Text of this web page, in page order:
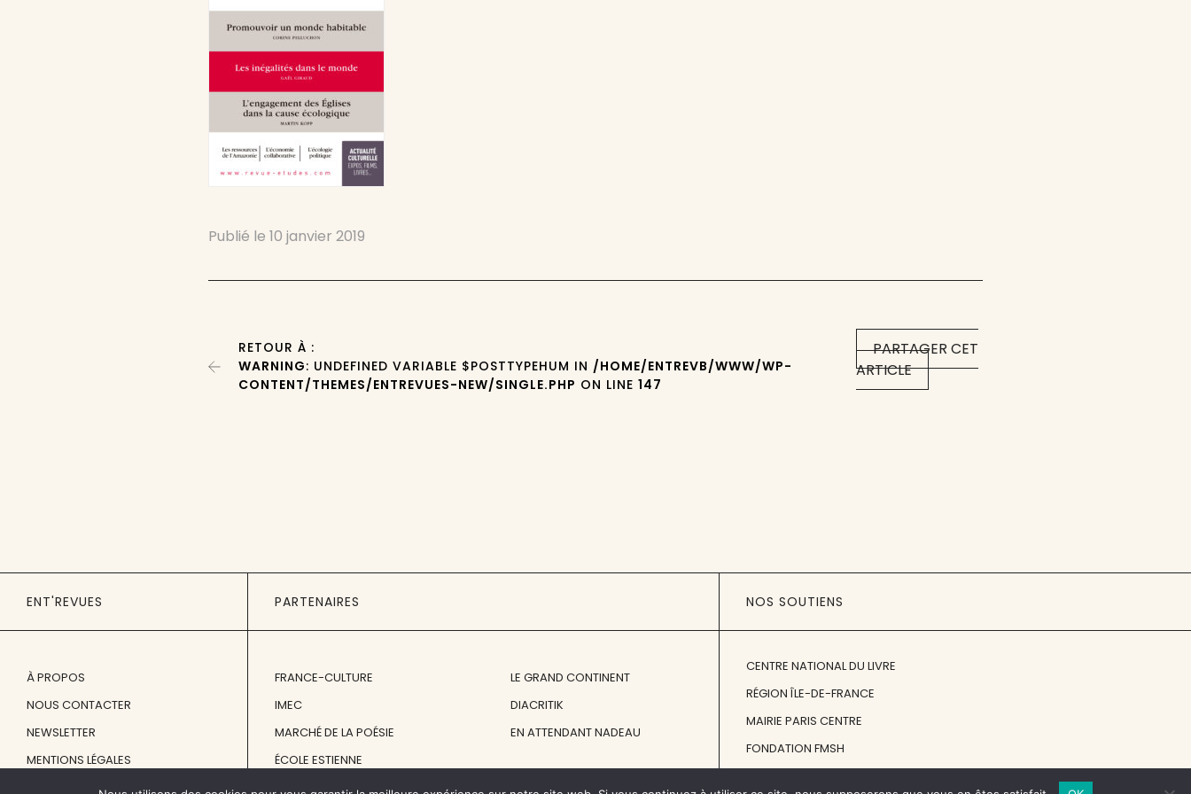
Publié le10 janvier 2019
PARTAGER CET
ARTICLE
RETOUR À :
WARNING: UNDEFINED VARIABLE $POSTTYPEHUM IN /HOME/ENTREVB/WWW/WP-
CONTENT/THEMES/ENTREVUES-NEW/SINGLE.PHP ON LINE147
ENT'REVUES
À PROPOS
NOUS CONTACTER
NEWSLETTER
MENTIONS LÉGALES
PARTENAIRES
FRANCE-CULTURE
IMEC
MARCHÉ DE LA POÉSIE
ÉCOLE ESTIENNE
LE GRAND CONTINENT
DIACRITIK
EN ATTENDANT NADEAU
NOS SOUTIENS
CENTRE NATIONAL DU LIVRE
RÉGION ÎLE-DE-FRANCE
MAIRIE PARIS CENTRE
FONDATION FMSH